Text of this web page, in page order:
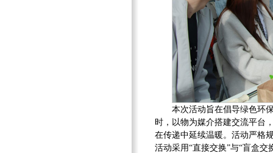
本次活动旨在倡导绿色环
时，以物为媒介搭建交流平台
在传递中延续温暖。活动严格
活动采用“直接交换”与“盲盒